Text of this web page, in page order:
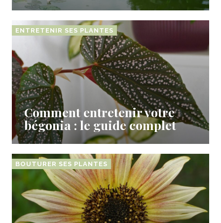
ENTRETENIR SES PLANTES
Comment entretenir votre
bégonia : le guide complet
BOUTURER SES PLANTES